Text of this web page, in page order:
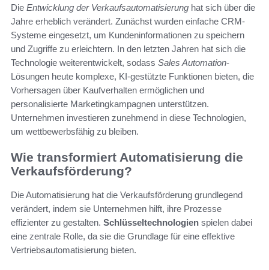
Die Entwicklung der Verkaufsautomatisierung hat sich über die
Jahre erheblich verändert. Zunächst wurden einfache CRM-
Systeme eingesetzt, um Kundeninformationen zu speichern
und Zugriffe zu erleichtern. In den letzten Jahren hat sich die
Technologie weiterentwickelt, sodass Sales Automation-
Lösungen heute komplexe, KI-gestützte Funktionen bieten, die
Vorhersagen über Kaufverhalten ermöglichen und
personalisierte Marketingkampagnen unterstützen.
Unternehmen investieren zunehmend in diese Technologien,
um wettbewerbsfähig zu bleiben.
Wie transformiert Automatisierung die
Verkaufsförderung?
Die Automatisierung hat die Verkaufsförderung grundlegend
verändert, indem sie Unternehmen hilft, ihre Prozesse
effizienter zu gestalten. Schlüsseltechnologien spielen dabei
eine zentrale Rolle, da sie die Grundlage für eine effektive
Vertriebsautomatisierung bieten.